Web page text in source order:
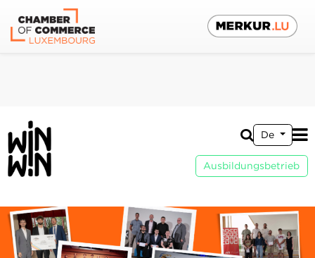
De
Ausbildungsbetrieb